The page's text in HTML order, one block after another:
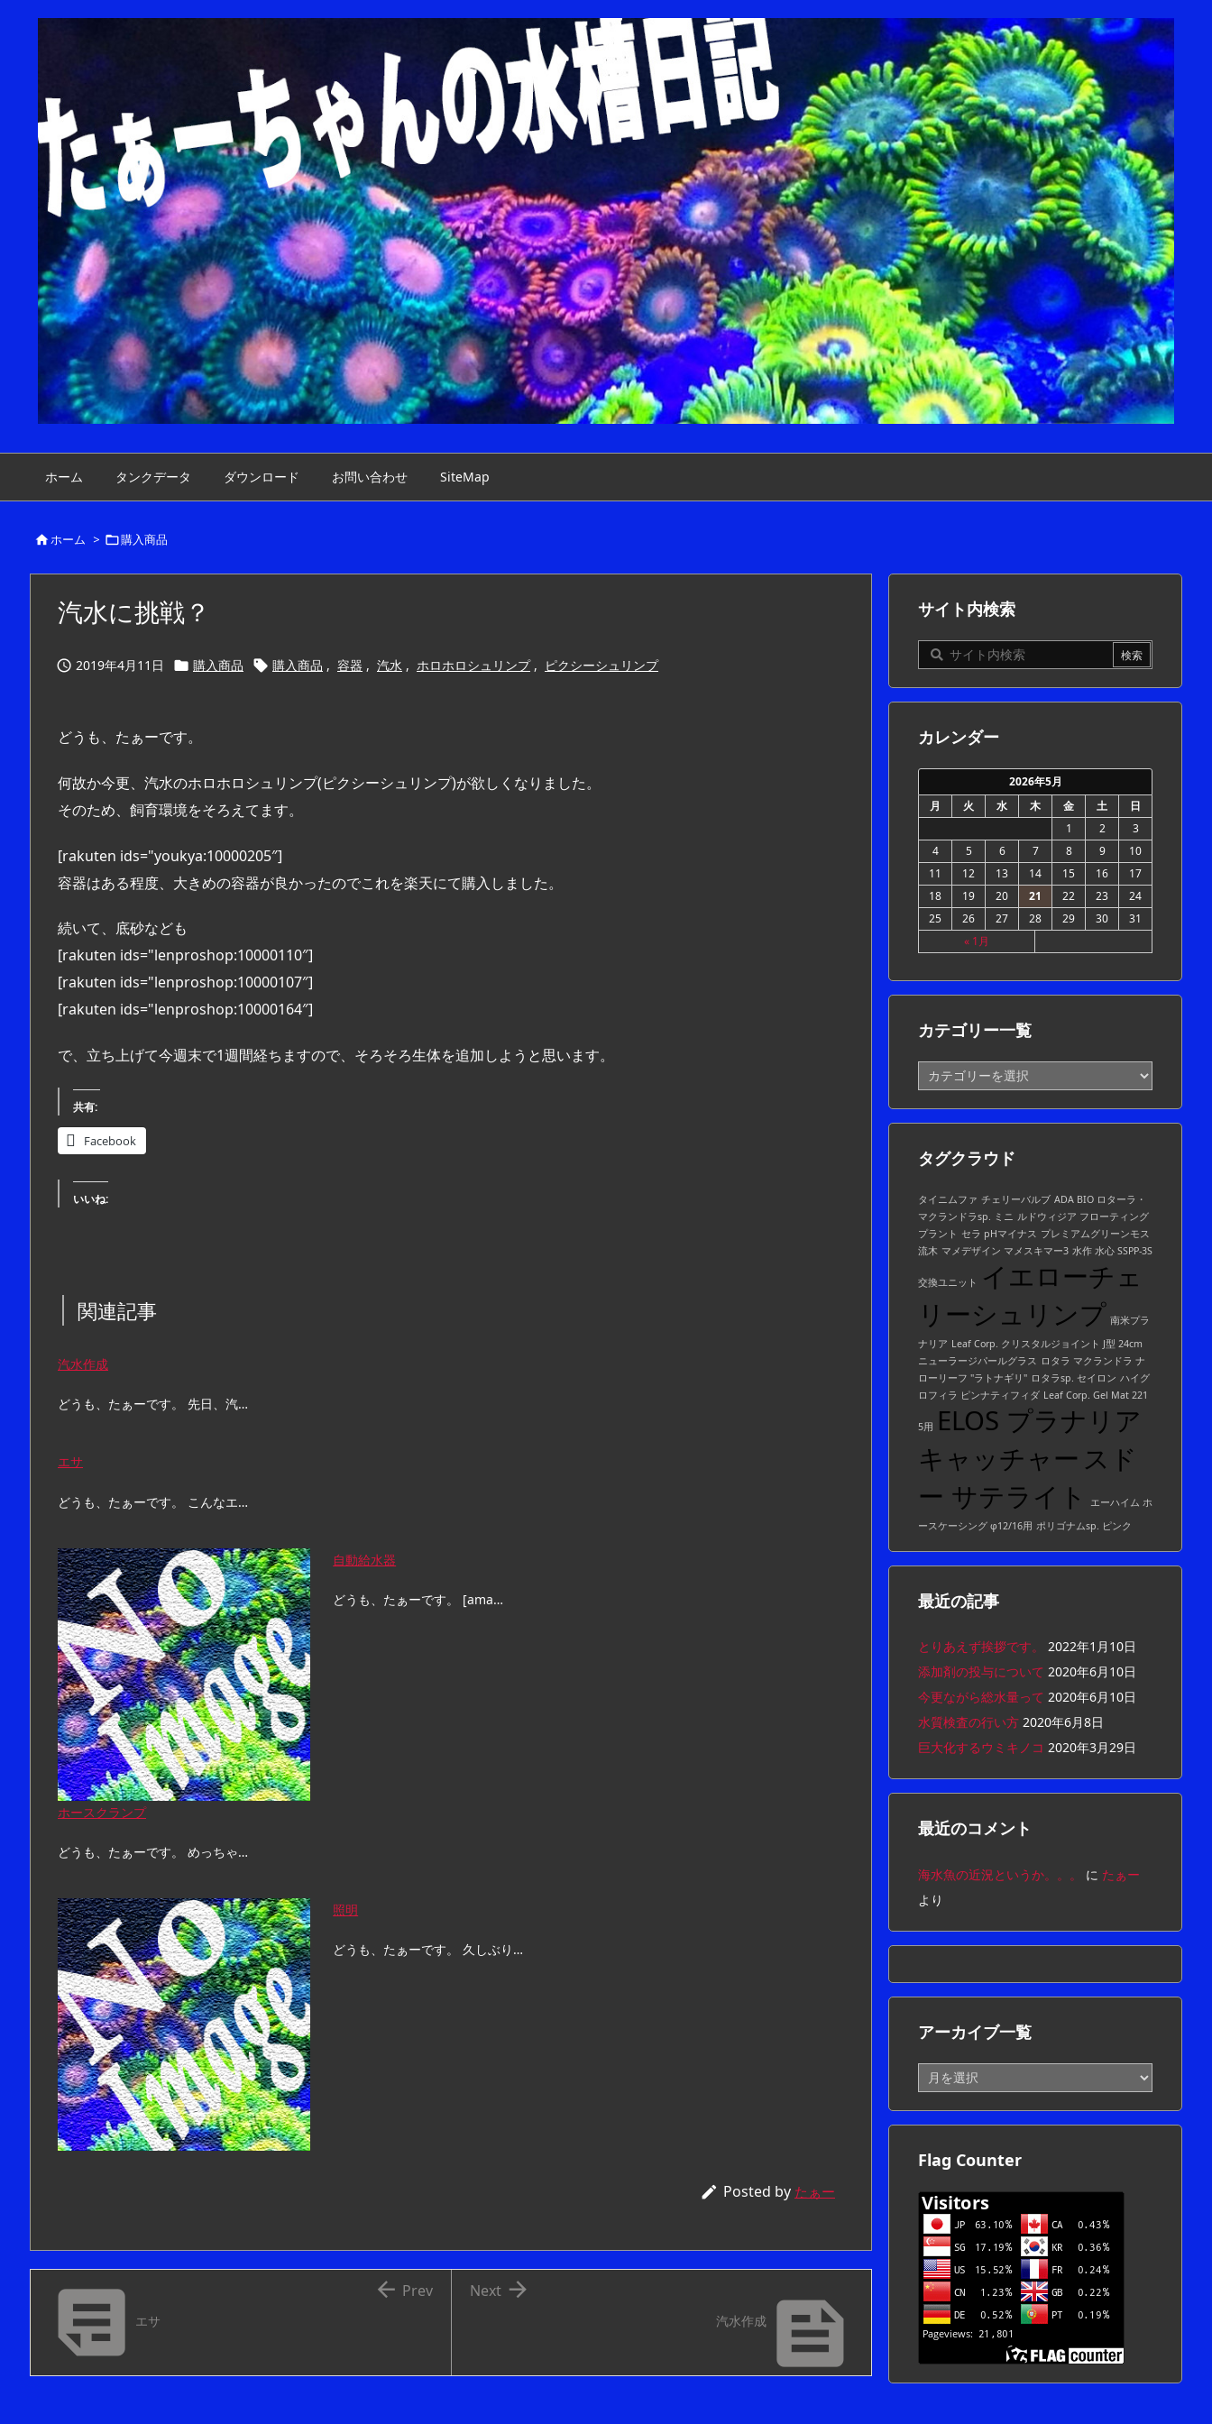
ホーム タンクデータ ダウンロード お問い合わせ SiteMap
ホーム > 購入商品
汽水に挑戦？
 2019年4月11日  購入商品  購入商品 , 容器 , 汽水 , ホロホロシュリンプ , ピクシーシュリンプ
どうも、たぁーです。
何故か今更、汽水のホロホロシュリンプ(ピクシーシュリンプ)が欲しくなりました。
そのため、飼育環境をそろえてます。
[rakuten ids="youkya:10000205″]
容器はある程度、大きめの容器が良かったのでこれを楽天にて購入しました。
続いて、底砂なども
[rakuten ids="lenproshop:10000110″]
[rakuten ids="lenproshop:10000107″]
[rakuten ids="lenproshop:10000164″]
で、立ち上げて今週末で1週間経ちますので、そろそろ生体を追加しようと思います。
共有:
Facebook
いいね:
関連記事
汽水作成
どうも、たぁーです。 先日、汽…
エサ
どうも、たぁーです。 こんなエ…
自動給水器
どうも、たぁーです。 [ama…
ホースクランプ
どうも、たぁーです。 めっちゃ…
照明
どうも、たぁーです。 久しぶり…
 Posted by たぁー

汽水作成

Next
エサ
 Prev
サイト内検索
カレンダー
2026年5月
月
火 水 木 金 土
日
1
2
3
4
5 6 7 8 9
10
11
12 13 14 15 16
17
18
19 20 21 22 23
24
25
26 27 28 29 30
31
« 1月
カテゴリー一覧
カ
テ
ゴ
リ
一
タグクラウド
タイニムファ チェリーバルブ ADA BIO ロターラ・
マクランドラsp. ミニ ルドウィジア フローティング
プラント セラ pHマイナス プレミアムグリーンモス
流木 マメデザイン マメスキマー3 水作 水心 SSPP-3S
交換ユニット
イエローチェ
リーシュリンプ 南米プラ
ナリア Leaf Corp. クリスタルジョイント J型 24cm
ニューラージパールグラス ロタラ マクランドラ ナ
ローリーフ "ラトナギリ" ロタラsp. セイロン ハイグ
ロフィラ ピンナティフィダ Leaf Corp. Gel Mat 221
5用 ELOS プラナリア
キャッチャー スド
ー サテライト
エーハイム ホ
ースケーシング φ12/16用 ポリゴナムsp. ピンク
最近の記事
とりあえず挨拶です。
2022年1月10日
添加剤の投与について 2020年6月10日
今更ながら総水量って 2020年6月10日
水質検査の行い方 2020年6月8日
巨大化するウミキノコ 2020年3月29日
最近のコメント
海水魚の近況というか。。。 に たぁー
より
アーカイブ一覧
ー
カ
イ
一
Flag Counter